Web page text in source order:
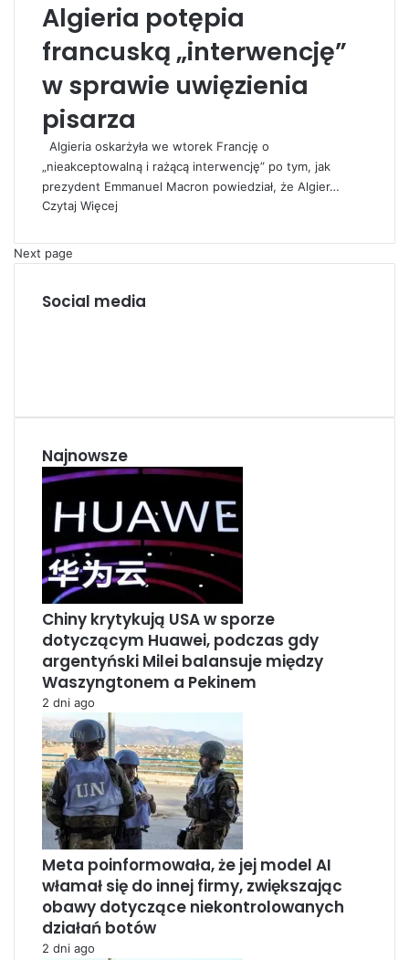
Algieria potępia
francuską „interwencję”
w sprawie uwięzienia
pisarza
Algieria oskarżyła we wtorek Francję o
„nieakceptowalną i rażącą interwencję” po tym, jak
prezydent Emmanuel Macron powiedział, że Algier…
Czytaj Więcej
Next page
Social media
o
k
k
d
I
u
u
b
Najnowsze
Chiny krytykują USA w sporze
dotyczącym Huawei, podczas gdy
argentyński Milei balansuje między
Waszyngtonem a Pekinem
2 dni ago
Meta poinformowała, że jej model AI
włamał się do innej firmy, zwiększając
obawy dotyczące niekontrolowanych
działań botów
2 dni ago